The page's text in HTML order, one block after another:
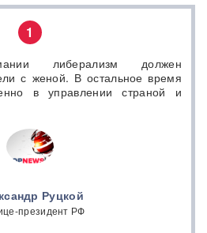
1
либерализм должен
с женой. В остальное время
в управлении страной и
Руцкой
президент РФ